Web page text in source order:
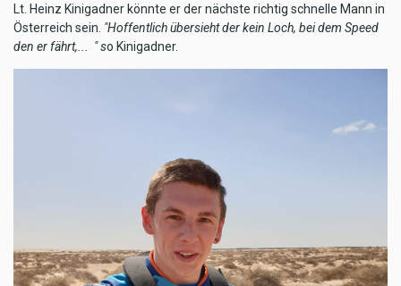
Lt. Heinz Kinigadner könnte er der nächste richtig schnelle Mann in
Österreich sein. "Hoffentlich übersieht der kein Loch, bei dem Speed
den er fährt,... " so Kinigadner.